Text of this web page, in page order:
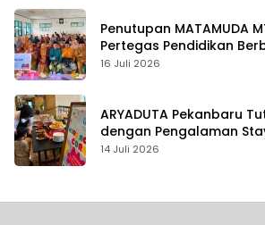
Penutupan MATAMUDA
Pertegas Pendidikan
Karakter
16 Juli 2026
ARYADUTA Pekanbaru
dengan Pengalaman
14 Juli 2026